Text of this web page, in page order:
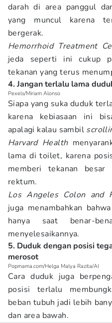
darah di area panggul
yang muncul karena
bergerak.
Hemorrhoid Treatment
jeda seperti ini cukup
tekanan yang terus
4. Jangan terlalu lama
Pexels/Miriam Alonso
Siapa yang suka duduk
karena kebiasaan ini
apalagi kalau sambil
Harvard Health
lama di toilet, karena
memberi tekanan
rektum.
Los Angeles Colon and
juga menambahkan
hanya saat benar-
menyelesaikannya.
5. Duduk dengan posisi
merosot
Popmama.com/Helga Malya Razita/AI
Cara duduk juga
posisi terlalu
beban tubuh jadi lebih
dan area bawah.